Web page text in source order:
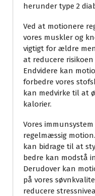
herunder type 2
Ved at motionere
vores muskler og
vigtigt for ældre
at reducere
Endvidere kan
forbedre vores
kan medvirke til at
kalorier.
Vores
regelmæssig
kan bidrage til at
bedre kan modstå
Derudover kan
på vores
reducere